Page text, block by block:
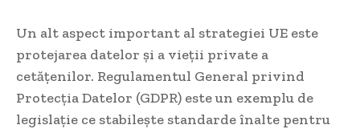
Un alt aspect important al strategiei UE este
protejarea datelor și a vieții private a
cetățenilor. Regulamentul General privind
Protecția Datelor (GDPR) este un exemplu de
legislație ce stabilește standarde înalte pentru